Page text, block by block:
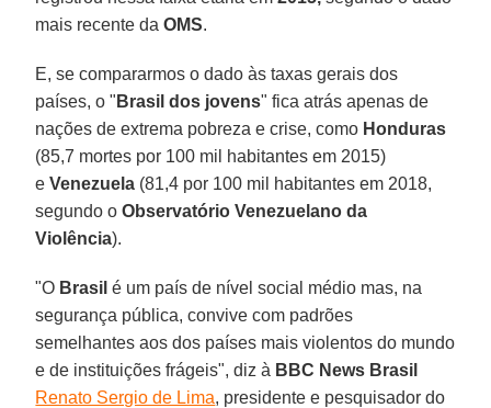
mais recente daOMS.
E, se compararmos o dado às taxas gerais dos
países, o " Brasil dos jovens" fica atrás apenas de
nações de extrema pobreza e crise, como Honduras
(85,7 mortes por 100 mil habitantes em 2015)
eVenezuela (81,4 por 100 mil habitantes em 2018,
segundo oObservatório Venezuelano da
Violência).
"O Brasil é um país de nível social médio mas, na
segurança pública, convive com padrões
semelhantes aos dos países mais violentos do mundo
e de instituições frágeis", diz à BBC News Brasil
Renato Sergio de Lima, presidente e pesquisador do